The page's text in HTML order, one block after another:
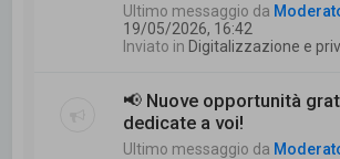
Ultimo messaggio da
19/05/2026, 16:42
Inviato in Digitalizzazione e
📢 Nuove opportunità
dedicate a voi!
Ultimo messaggio da